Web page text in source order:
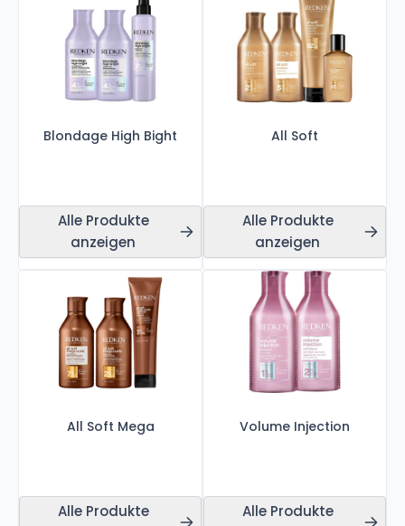
Blondage High Bight
Alle Produkte
anzeigen
All Soft
Alle Produkte
anzeigen
All Soft Mega
Alle Produkte
Volume Injection
Alle Produkte